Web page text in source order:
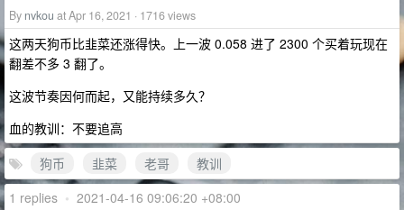
By nvkou at Apr 16, 2021 · 1716 views
这两天狗币比韭菜还涨得快。上一波 0.058 进了 2300 个买着玩现在
翻差不多 3 翻了。
这波节奏因何而起，又能持续多久？
血的教训：不要追高
狗币
韭菜 老哥
教训
1 replies • 2021-04-16 09:06:20 +08:00